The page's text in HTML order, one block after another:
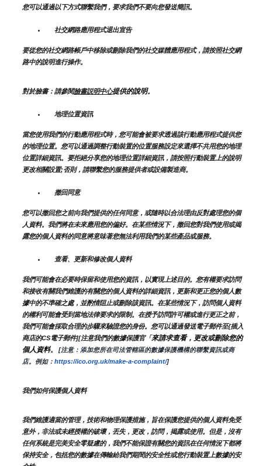
您可以通過以下方式聯繫我們，要求我們不要向您發送簡訊。
社交網路應用程式退出宣告
要從您的社交網路帳戶中移除或刪除我們的社交媒體應用程式，請按照社交網
路中的說明進行操作。
對於臉書：請參閱臉書説明中心提供的說明。
地理位置資訊
當您使用我們的行動應用程式時，您可能會被要求透過該行動應用程式提供您
的地理位置。您可以通過調整行動裝置的位置服務設定來選擇不共用您的地理
位置詳細資訊。要拒絕分享您的地理位置詳細資訊，請按照行動裝置上的說明
更改相關設置;否則，請聯繫您的服務提供者或設備製造商。
撤回同意
您可以撤回您之前向我們提供的任何同意，或隨時以合法理由反對處理您的個
人資料。我們將在未來應用您的偏好。在某些情況下，撤回您對我們使用或揭
露您的個人資料的同意將意味著您無法利用我們的某些產品或服務。
查看、更新和修改個人資料
我們可能會在必要時保留和使用您的資訊，以實現上述目的。您有權要求訪問
和接收有關我們維護的有關您的個人資料的詳細資訊，更新和更正您的個人數
據中的不準確之處，並酌情阻止或刪除該資訊。在某些情況下，訪問個人資料
的權利可能會受到當地法律要求的限制。在授予訪問許可權或進行更正之前，
我們可能會採取合理的步驟來驗證您的身份。您可以通過發送電子郵件至{插入
商店的CS電子郵件][注意我們的數據保護官「來請求查看，更改或刪除您的
個人資料。
[注意：添加您所在司法管轄區的數據保護機構的聯繫資訊或商
店。例如： https://ico.org.uk/make-a-complaint/]
我們如何保護個人資料
我們維護適當的管理，技術和物理保護措施，旨在保護您提供的個人資料免受
意外，非法或未經授權的破壞，丟失，更改，訪問，揭露或使用。但是，沒有
任何系統是完美安全零疑慮的，我們不能保證有關您的資訊在任何情況下都將
保持安全，包括您的數據在傳輸給我們期間的安全性或您行動裝置上數據的安